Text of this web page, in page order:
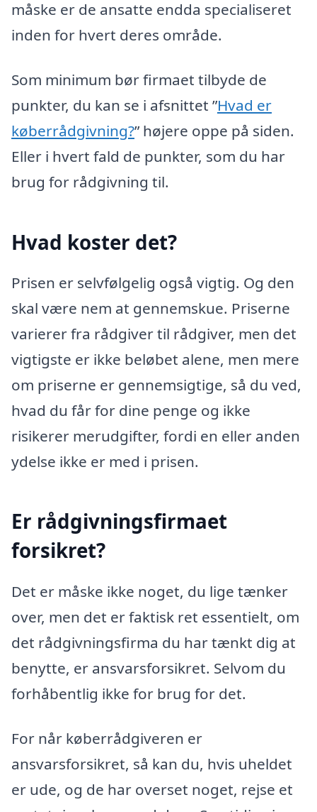
måske er de ansatte endda specialiseret
inden for hvert deres område.
Som minimum bør firmaet tilbyde de
punkter, du kan se i afsnittet ”Hvad er
køberrådgivning?” højere oppe på siden.
Eller i hvert fald de punkter, som du har
brug for rådgivning til.
Hvad koster det?
Prisen er selvfølgelig også vigtig. Og den
skal være nem at gennemskue. Priserne
varierer fra rådgiver til rådgiver, men det
vigtigste er ikke beløbet alene, men mere
om priserne er gennemsigtige, så du ved,
hvad du får for dine penge og ikke
risikerer merudgifter, fordi en eller anden
ydelse ikke er med i prisen.
Er rådgivningsfirmaet
forsikret?
Det er måske ikke noget, du lige tænker
over, men det er faktisk ret essentielt, om
det rådgivningsfirma du har tænkt dig at
benytte, er ansvarsforsikret. Selvom du
forhåbentlig ikke for brug for det.
For når køberrådgiveren er
ansvarsforsikret, så kan du, hvis uheldet
er ude, og de har overset noget, rejse et